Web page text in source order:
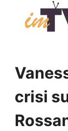
contenuto
crisi